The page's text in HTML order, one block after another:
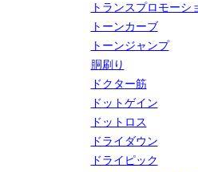
トランスプロモーシ
トーンカーブ
トーンジャンプ
胴刷り
ドクター筋
ドットゲイン
ドットロス
ドライダウン
ドライピック